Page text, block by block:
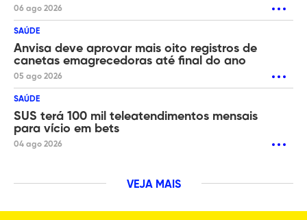
06 ago 2026
SAÚDE
Anvisa deve aprovar mais oito registros de
canetas emagrecedoras até final do ano
05 ago 2026
SAÚDE
SUS terá 100 mil teleatendimentos mensais
para vício em bets
04 ago 2026
VEJA MAIS